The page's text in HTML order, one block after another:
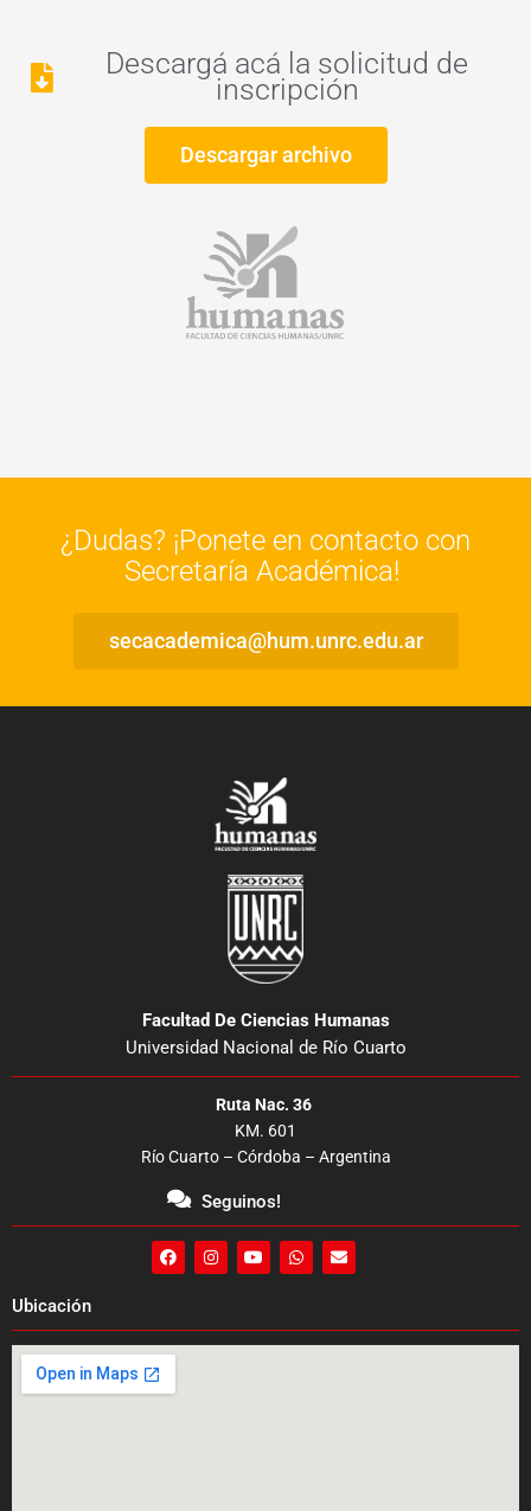
Descargá acá la solicitud de
inscripción
Descargar archivo
¿Dudas? ¡Ponete en contacto con
Secretaría Académica!
secacademica@hum.unrc.edu.ar
Ubicación
Facultad De Ciencias Humanas
Universidad Nacional de Río Cuarto
Ruta Nac. 36
KM. 601
Río Cuarto – Córdoba – Argentina
Seguinos!
F
a
o
o
I
n
g
r
Y
o
b
e
W
h
a
p
E
n
o
p